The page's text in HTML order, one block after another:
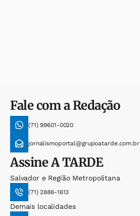
Fale com a Redação
(71) 99601-0020
jornalismoportal@grupoatarde.com.br
AssineA TARDE
Salvador e Região Metropolitana
(71) 2886-1613
Demais localidades